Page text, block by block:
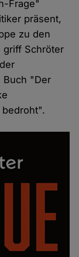
Frage"
präsent,
zu den
griff Schröter
Buch "Der
bedroht".